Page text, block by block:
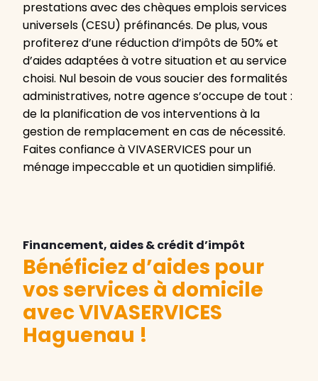
prestations avec des chèques emplois services
universels (CESU) préfinancés. De plus, vous
profiterez d’une réduction d’impôts de 50% et
d’aides adaptées à votre situation et au service
choisi. Nul besoin de vous soucier des formalités
administratives, notre agence s’occupe de tout :
de la planification de vos interventions à la
gestion de remplacement en cas de nécessité.
Faites confiance à VIVASERVICES pour un
ménage impeccable et un quotidien simplifié.
Financement, aides & crédit d’impôt
Bénéficiez d’aides pour
vos services à domicile
avec VIVASERVICES
Haguenau !